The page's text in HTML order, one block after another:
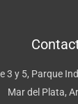
3 y 5, Parque
Mar del Plata,